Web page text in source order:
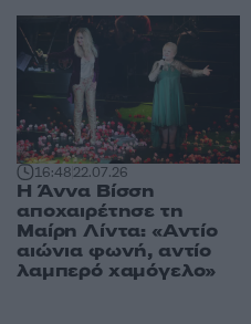
16:4822.07.26
H Άννα Βίσση
αποχαιρέτησε τη
Μαίρη Λίντα: «Αντίο
αιώνια φωνή, αντίο
λαμπερό χαμόγελο»